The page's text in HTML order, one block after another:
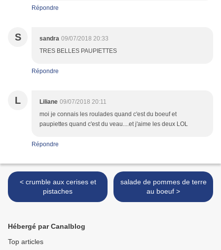
Répondre
S sandra 09/07/2018 20:33
TRES BELLES PAUPIETTES
Répondre
L Liliane 09/07/2018 20:11
moi je connais les roulades quand c'est du boeuf et
paupiettes quand c'est du veau....et j'aime les deux LOL
Répondre
< crumble aux cerises et
pistaches
salade de pommes de terre
au boeuf >
Hébergé par Canalblog
Top articles